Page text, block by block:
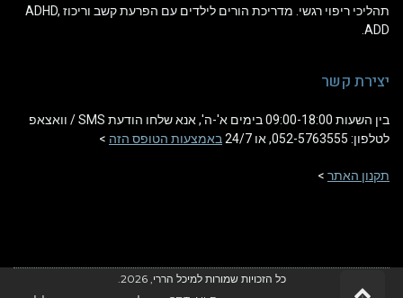
תהליכי ריפוי רגשי. מדריכת הורים לילדים עם הפרעת קשב וריכוז ADHD,
ADD.
יצירת קשר
בין השעות 09:00-18:00 בימים א'-ה', אנא שלחו הודעת SMS / וואצאפ
לטלפון: 052-5763555, או 24/7
באמצעות הטופס הזה >
תקנון האתר >
כל הזכויות שמורות למיכל הררי, 2026.
גלילה לראש העמוד